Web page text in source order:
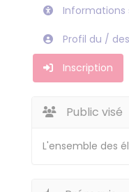
Informations
Profil du /
Inscription
Public visé
L'ensemble des